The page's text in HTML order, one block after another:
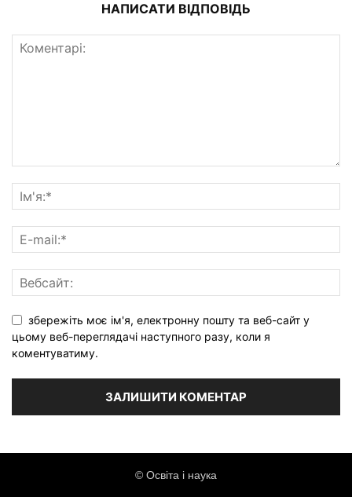
НАПИСАТИ ВІДПОВІДЬ
збережіть моє ім'я, електронну пошту та веб-сайт у
цьому веб-переглядачі наступного разу, коли я
коментуватиму.
© Освіта і наука